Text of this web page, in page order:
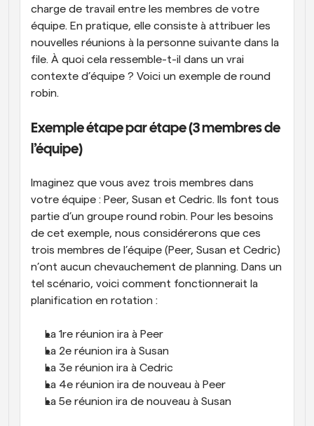
charge de travail entre les membres de votre
équipe. En pratique, elle consiste à attribuer les
nouvelles réunions à la personne suivante dans la
file. À quoi cela ressemble-t-il dans un vrai
contexte d’équipe ? Voici un exemple de round
robin.
Exemple étape par étape (3 membres de
l’équipe)
Imaginez que vous avez trois membres dans
votre équipe : Peer, Susan et Cedric. Ils font tous
partie d’un groupe round robin. Pour les besoins
de cet exemple, nous considérerons que ces
trois membres de l’équipe (Peer, Susan et Cedric)
n’ont aucun chevauchement de planning. Dans un
tel scénario, voici comment fonctionnerait la
planification en rotation :
La 1re réunion ira à Peer
La 2e réunion ira à Susan
La 3e réunion ira à Cedric
La 4e réunion ira de nouveau à Peer
La 5e réunion ira de nouveau à Susan